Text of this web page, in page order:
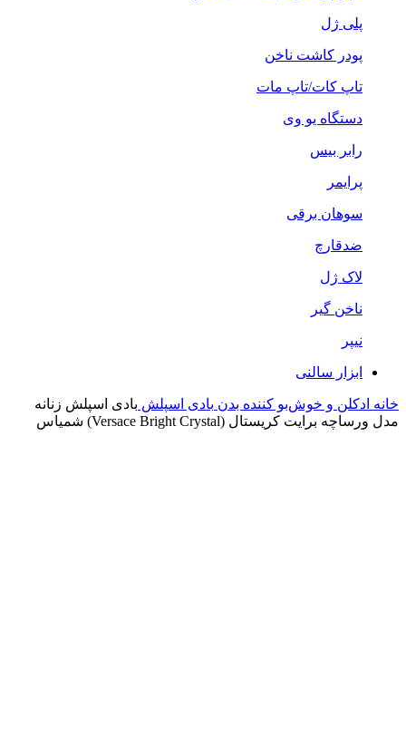
پلی ژل
پودر کاشت ناخن
تاپ کات/تاپ مات
دستگاه یو وی
رابر بیس
پرایمر
سوهان برقی
ضدقارچ
لاک ژل
ناخن گیر
نیپر
ابزار سالنی
خانه ادکلن و خوش‌بو کننده بدن بادی اسپلش بادی اسپلش زنانه
مدل ورساچه برایت کریستال (Versace Bright Crystal) شمیاس